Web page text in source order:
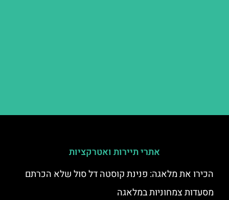
אתרי תיירות ואטרקציות
הכירו את מלאגה: פנינת קוסטה דל סול שלא הכרתם
מסעדות צמחוניות במלאגה